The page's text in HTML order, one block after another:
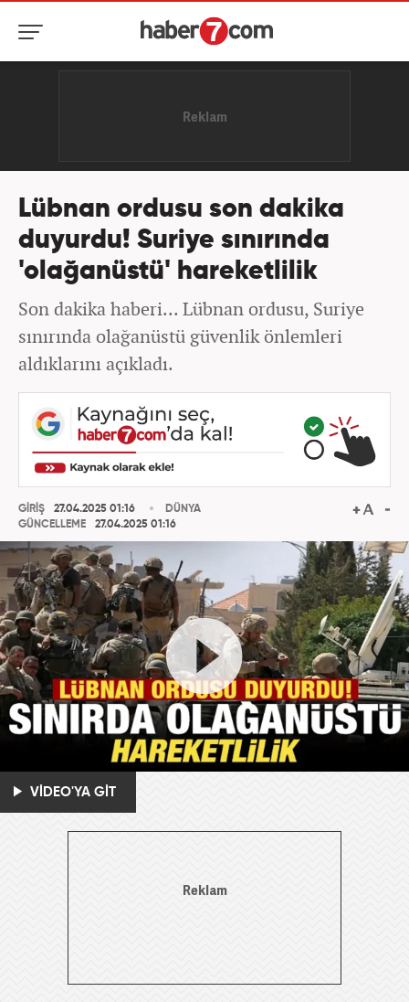
Lübnan ordusu son dakika
duyurdu! Suriye sınırında
'olağanüstü' hareketlilik
Son dakika haberi... Lübnan ordusu, Suriye
sınırında olağanüstü güvenlik önlemleri
aldıklarını açıkladı.
GİRİŞ
27.04.2025 01:16
GÜNCELLEME
27.04.2025 01:16
DÜNYA
VİDEO'YA GİT